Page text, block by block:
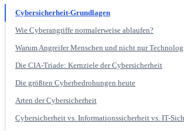
Cybersicherheit-Grundlagen
Wie Cyberangriffe normalerweise ablaufen?
Warum Angreifer Menschen und nicht nur
Die CIA-Triade: Kernziele der Cybersicherheit
Die größten Cyberbedrohungen heute
Arten der Cybersicherheit
Cybersicherheit vs. Informationssicherheit vs. IT-